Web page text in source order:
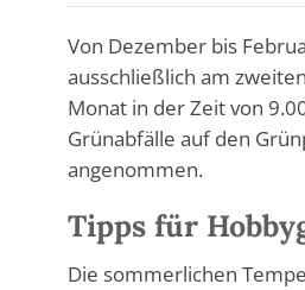
Von Dezember bis
ausschließlich am
Monat in der Zeit von
Grünabfälle auf den
angenommen.
Tipps für
Die sommerlichen